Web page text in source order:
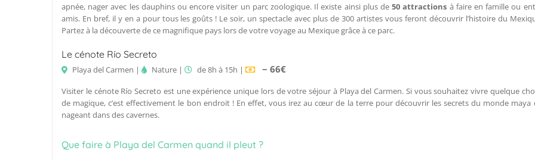
apnée, nager avec les dauphins ou encore visiter un parc zoologique. Il existe ainsi plus de50 attractions à faire en famille ou
amis. En bref, il y en a pour tous les goûts ! Le soir, un spectacle avec plus de 300 artistes vous feront découvrir l’histoire du
Partez à la découverte de ce magnifique pays lors de votre voyage au Mexique grâce à ce parc.
Le cénote Río Secreto
Playa del Carmen | Nature | de 8h à 15h | ~ 66€
Visiter le cénote Río Secreto est une expérience unique lors de votre séjour à Playa del Carmen. Si vous souhaitez vivre quelque
de magique, c’est effectivement le bon endroit ! En effet, vous irez au cœur de la terre pour découvrir les secrets du monde maya
nageant dans des cavernes.
Que faire à Playa del Carmen quand il pleut ?